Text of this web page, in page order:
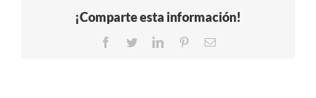
¡Comparte esta información!
Facebook
TwitterLinkedInPinterestCorreo